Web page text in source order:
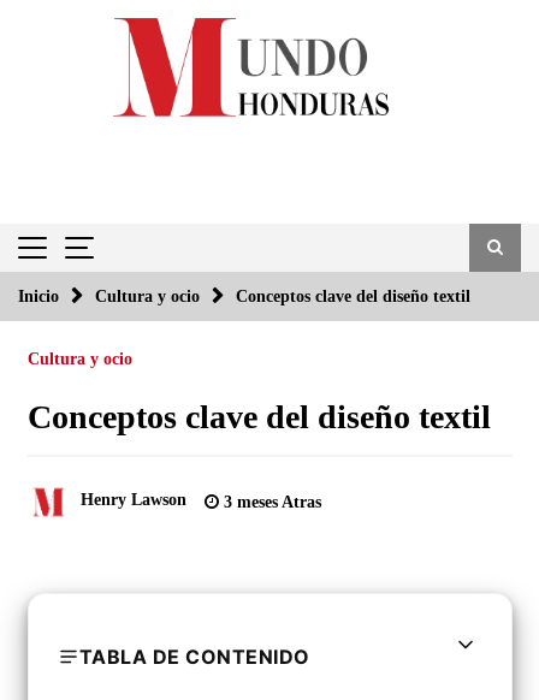
Inicio Cultura y ocio Conceptos clave del diseño textil
Cultura y ocio
Conceptos clave del diseño textil
Henry Lawson 3 meses Atras
TABLA DE CONTENIDO